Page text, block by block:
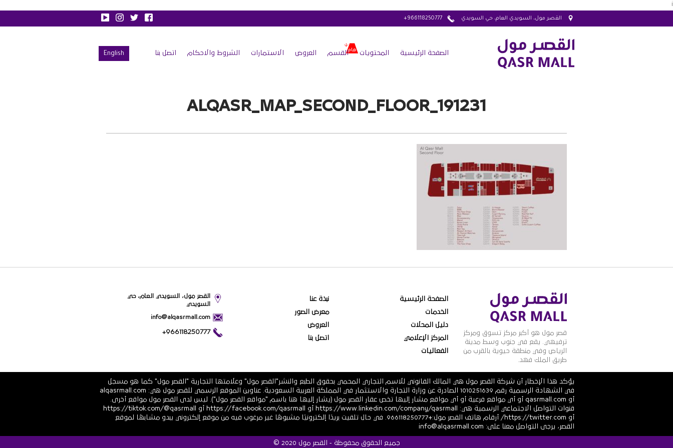
i
القصر مول، السويدي العام، حي السويدي +966118250777
الصفحة الرئيسية المحتويات القسم العروض الاستمارات الشروط والاحكام اتصل بنا English
ALQASR_MAP_SECOND_FLOOR_191231
قصر مول هو أكبر مركز تسوق ومركز
ترفيهي. يقع في جنوب وسط مدينة
الرياض وفي منطقة حيوية بالقرب من
طريق الملك فهد.
الصفحة الرئيسية
الخدمات
دليل المحلات
المركز الإعلامي
الفعاليات
نبذة عنا
معرض الصور
العروض
اتصل بنا
القصر مول، السويدي العام، حي
السويدي
info@alqasrmall.com
+966118250777
يؤكد هذا الإخطار أن شركة القصر مول هي المالك القانوني للاسم التجاري المحمي بحقوق الطبع والنشر"القصر مول" وعلامتها التجارية "القصر مول" كما هو مسجل
في الشهادة الرسمية رقم 1010251639 الصادرة عن وزارة التجارة والاستثمار في المملكة العربية السعودية. عناوين الموقع الرسمي للقصر مول هي: alqasrmall.com
أو qasrmall.com أو أي مواقع فرعية أو أي مواقع مشار إليها تخص عقار القصر مول (يشار إليها هنا باسم "مواقع القصر مول"). ليس لدى القصر مول مواقع أخرى.
قنوات التواصل الاجتماعي الرسمية هي: https://www.linkedin.com/company/qasrmall أو https://facebook.com/qasrmall أو https://tiktok.com/@qasrmall
أو https://twitter.com/ أرقام هاتف القصر مول:+966118250777. في حال تلقيت بريدًا إلكترونيًا مشبوهًا غير مرغوب فيه من موقع إلكتروني يبدو مشابهًا لموقع
القصر، يرجى التواصل معنا على: info@alqasrmall.com
جميع الحقوق محفوظة - القصر مول 2020 ©